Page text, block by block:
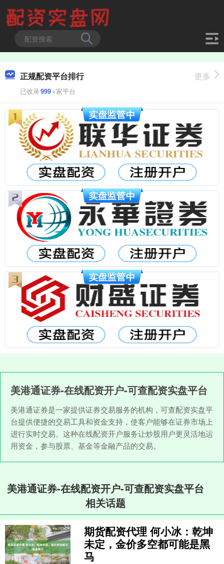
正规配资平台排行
已收录999+家平台
更多
美港通证券-在线配资开户-可查配资实盘平台
美港通证券是一家提供证券交易服务的机构，可查配资实盘平
台提供便捷的交易工具和资金支持，使客户能够在证券市场上
进行实时交易。这种在线配资开户服务让炒股用户更灵活地运
用资金，参与股票、基金等金融产品的交易。
美港通证券-在线配资开户-可查配资实盘平台
相关话题
期货配资代理 何小冰：乾坤
未定，金价多空都可能是黑
马